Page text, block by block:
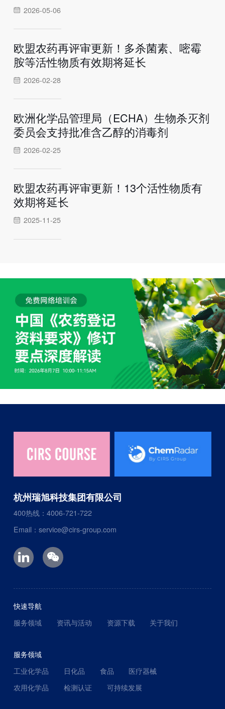
2026-05-06
欧盟农药再评审更新！多杀菌素、嘧霉
胺等活性物质有效期将延长
2026-02-28
欧洲化学品管理局（ECHA）生物杀灭剂
委员会支持批准含乙醇的消毒剂
2026-02-25
欧盟农药再评审更新！13个活性物质有
效期将延长
2025-11-25
杭州瑞旭科技集团有限公司
400热线：4006-721-722
Email：service@cirs-group.com
快速导航
服务领域
资讯与活动 资源下载 关于我们
服务领域
工业化学品
日化品 食品
医疗器械
农用化学品
检测认证 可持续发展